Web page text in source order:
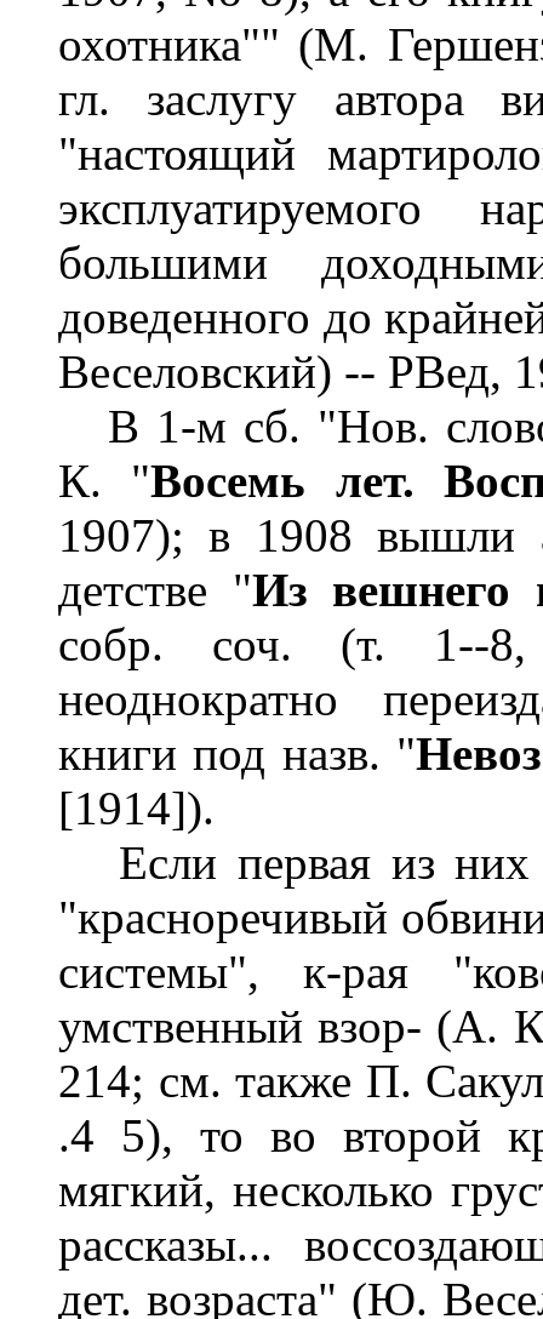
охотника"" (М.
гл. заслугу автора
"настоящий
эксплуатируемого
большими
доведенного до
Веселовский) -- РВед,
В 1-м сб. "Нов.
К. "Восемь лет.
1907); в 1908 вышли
детстве "Из вешнего
собр. соч. (т. 1--
неоднократно
книги под назв. "
[1914]).
Если первая из них
"красноречивый
системы", к-рая
умственный взор- (А.
214; см. также П.
.4 5), то во второй
мягкий, несколько
рассказы...
дет. возраста" (Ю.